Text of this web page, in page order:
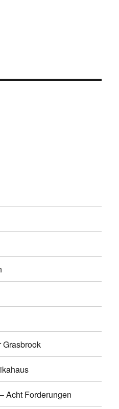
Acht Forderungen